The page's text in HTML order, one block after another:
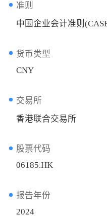
准则
中国企业会计准则
货币类型
CNY
交易所
香港联合交易所
股票代码
06185.HK
报告年份
2024